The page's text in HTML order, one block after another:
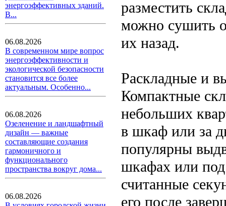
энергоэффективных зданий.
В...
06.08.2026
В современном мире вопрос
энергоэффективности и
экологической безопасности
становится все более
актуальным. Особенно...
06.08.2026
Озеленение и ландшафтный
дизайн — важные
составляющие создания
гармоничного и
функционального
пространства вокруг дома...
06.08.2026
разместить
можно сушить
их назад.
Раскладные и
Компактные
небольших
в шкаф или за
популярны
шкафах или
считанные
его после